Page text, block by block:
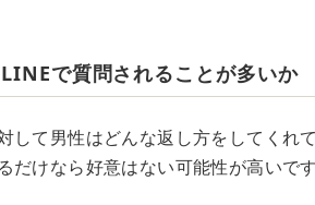
LINEで質問されることが多いか
して男性はどんな返し方をしてくれ
だけなら好意はない可能性が高いです